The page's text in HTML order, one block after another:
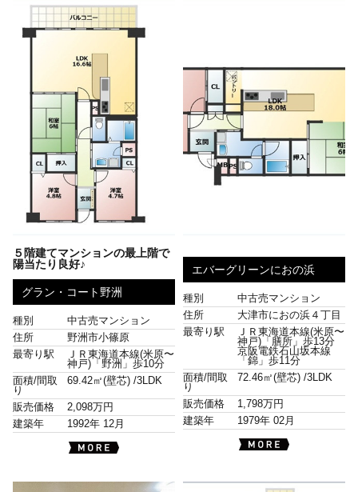
５階建てマンションの最上階で
陽当たり良好♪
グラン・コート野洲
種別
中古売マンション
住所
野洲市小篠原
最寄り駅
ＪＲ東海道本線(米原〜
神戸)「野洲」歩10分
面積/間取
り
69.42㎡(壁芯) /3LDK
販売価格
2,098万円
建築年
1992年 12月
エバーグリーンにおの浜
種別
中古売マンション
住所
大津市におの浜４丁目
最寄り駅
ＪＲ東海道本線(米原〜
神戸)「膳所」歩13分
京阪電鉄石山坂本線
「錦」歩11分
面積/間取
り
72.46㎡(壁芯) /3LDK
販売価格
1,798万円
建築年
1979年 02月